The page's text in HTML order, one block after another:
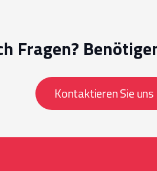
Fragen?
Kontaktieren Sie uns